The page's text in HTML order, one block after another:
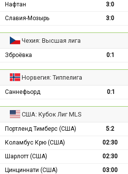
Нафтан 3:0
Славия-Мозырь
3:0
Чехия: Высшая лига
Зброёвка 0:1
Норвегия: Типпелига
Саннефьорд 0:1
США: Кубок Лиг MLS
Портленд Тимберс (США) 5:2
Коламбус Крю (США)
02:30
Шарлотт (США)
02:30
Цинциннати (США)
03:00